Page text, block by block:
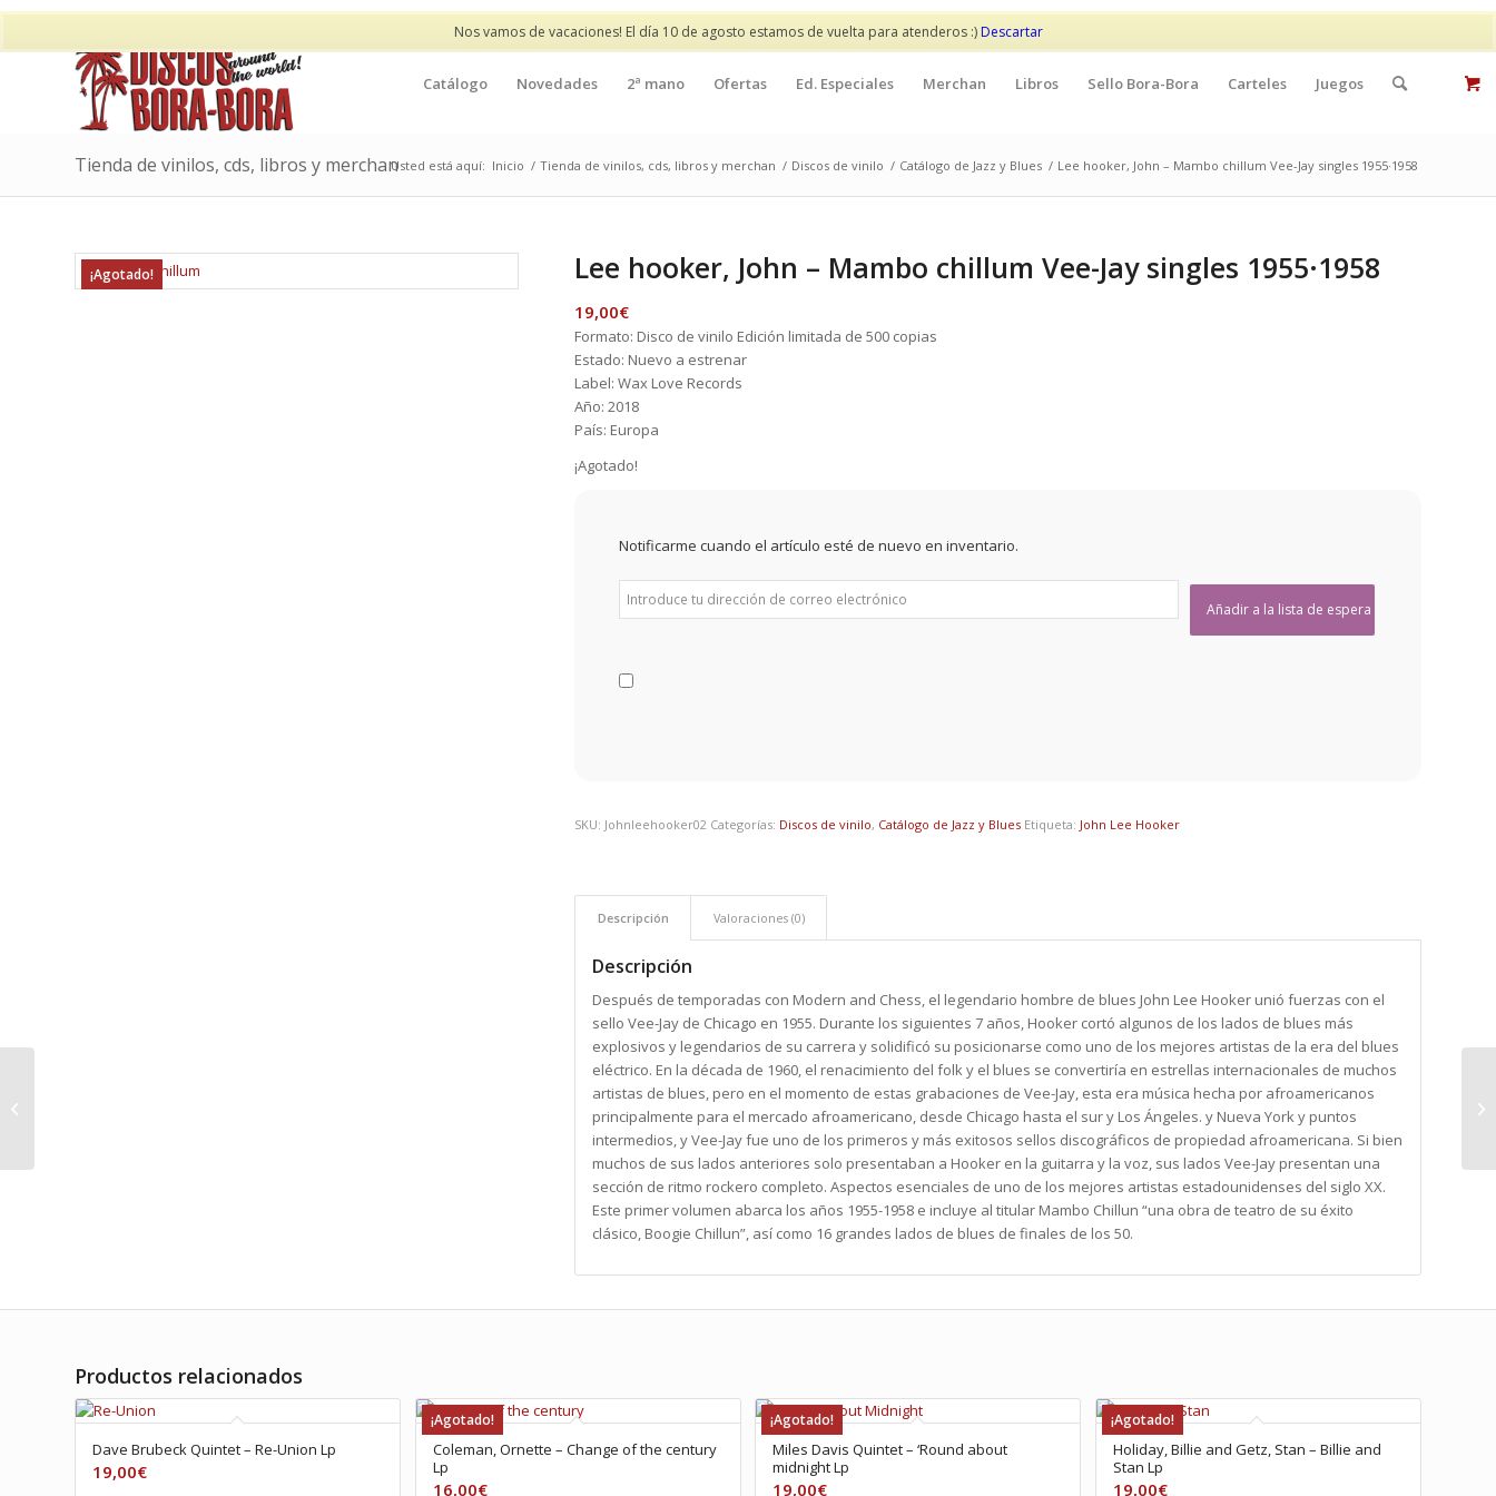
Nos vamos de vacaciones! El día 10 de agosto estamos de vuelta para atenderos :)Descartar
Mi cuenta Contacto
Catálogo Novedades 2ª mano Ofertas Ed. Especiales Merchan Libros Sello Bora-Bora Carteles Juegos
Tienda de vinilos, cds, libros y merchanUsted está aquí: Inicio / Tienda de vinilos, cds, libros y merchan / Discos de vinilo / Catálogo de Jazz y Blues / Lee hooker, John – Mambo chillum Vee-Jay singles 1955·1958
¡Agotado! Lee hooker, John – Mambo chillum Vee-Jay singles 1955·1958
19,00€
Formato: Disco de vinilo Edición limitada de 500 copias
Estado: Nuevo a estrenar
Label: Wax Love Records
Año: 2018
País: Europa
¡Agotado!
Notificarme cuando el artículo esté de nuevo en inventario.
SKU: Johnleehooker02 Categorías: Discos de vinilo, Catálogo de Jazz y Blues Etiqueta: John Lee Hooker
Descripción Valoraciones (0)
Descripción
Después de temporadas con Modern and Chess, el legendario hombre de blues John Lee Hooker unió fuerzas con el
sello Vee-Jay de Chicago en 1955. Durante los siguientes 7 años, Hooker cortó algunos de los lados de blues más
explosivos y legendarios de su carrera y solidificó su posicionarse como uno de los mejores artistas de la era del blues
eléctrico. En la década de 1960, el renacimiento del folk y el blues se convertiría en estrellas internacionales de muchos
artistas de blues, pero en el momento de estas grabaciones de Vee-Jay, esta era música hecha por afroamericanos
principalmente para el mercado afroamericano, desde Chicago hasta el sur y Los Ángeles. y Nueva York y puntos
intermedios, y Vee-Jay fue uno de los primeros y más exitosos sellos discográficos de propiedad afroamericana. Si bien
muchos de sus lados anteriores solo presentaban a Hooker en la guitarra y la voz, sus lados Vee-Jay presentan una
sección de ritmo rockero completo. Aspectos esenciales de uno de los mejores artistas estadounidenses del siglo XX.
Este primer volumen abarca los años 1955-1958 e incluye al titular Mambo Chillun “una obra de teatro de su éxito
clásico, Boogie Chillun”, así como 16 grandes lados de blues de finales de los 50.
Productos relacionados
Dave Brubeck Quintet ‎– Re-Union Lp
19,00€
¡Agotado!
Coleman, Ornette – Change of the century
Lp
16,00€
¡Agotado!
Miles Davis Quintet – ‘Round about
midnight Lp
19,00€
¡Agotado!
Holiday, Billie and Getz, Stan – Billie and
Stan Lp
19,00€